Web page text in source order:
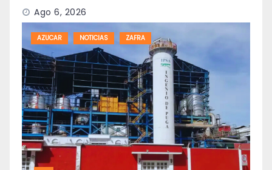
Ago 6, 2026
AZUCAR NOTICIAS ZAFRA